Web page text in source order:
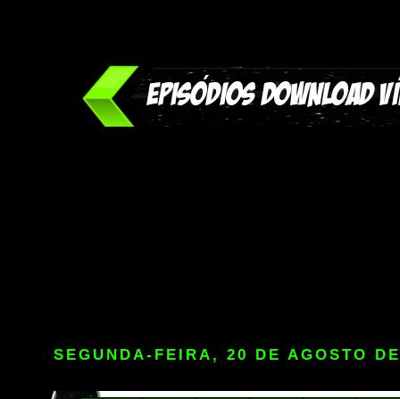
SEGUNDA-FEIRA, 20 DE AGOSTO